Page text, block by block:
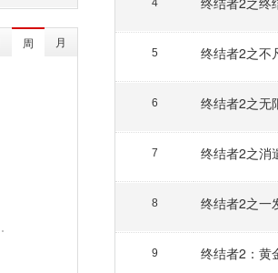
周 月
4
5 终结者2之不
6 终结者2之无
7 终结者2之消
8 终结者2之一
9 终结者2：黄